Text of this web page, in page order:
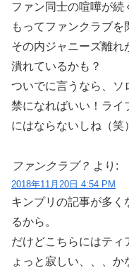
ファン同士の喧嘩が続
もってファンクラブを
その内ジャニーズ離れ
潰れているかも？
ついでに言うなら、ソ
禁になればいい！ライ
にはならないしね（笑）
ファンクラブ？ より:
2018年11月20日 4:54 PM
キンプリの記事が多く
るから。
だけどこちらにはティ
ょっと寂しい、、、